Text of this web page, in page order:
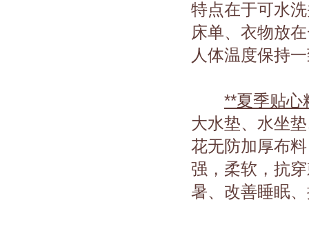
特点在于可水
床单、衣物放
人体温度保持
**夏季贴心
大水垫、水坐
花无防加厚布
强，柔软，抗
暑、改善睡眠